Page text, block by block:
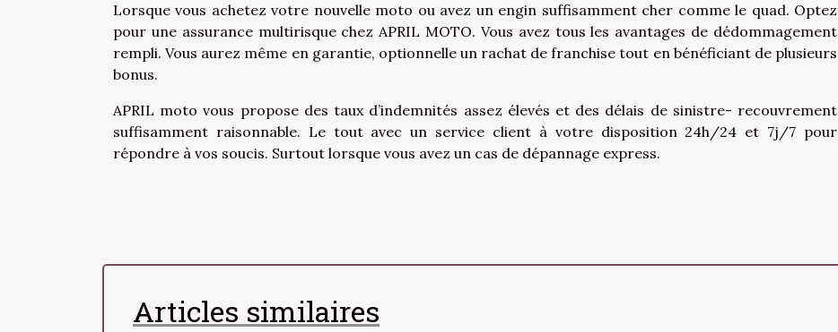
Lorsque vous achetez votre nouvelle moto ou avez un engin suffisamment cher comme le quad. Optez
pour une assurance multirisque chez APRIL MOTO. Vous avez tous les avantages de dédommagement
rempli. Vous aurez même en garantie, optionnelle un rachat de franchise tout en bénéficiant de plusieurs
bonus.
APRIL moto vous propose des taux d’indemnités assez élevés et des délais de sinistre- recouvrement
suffisamment raisonnable. Le tout avec un service client à votre disposition 24h/24 et 7j/7 pour
répondre à vos soucis. Surtout lorsque vous avez un cas de dépannage express.
Articles similaires